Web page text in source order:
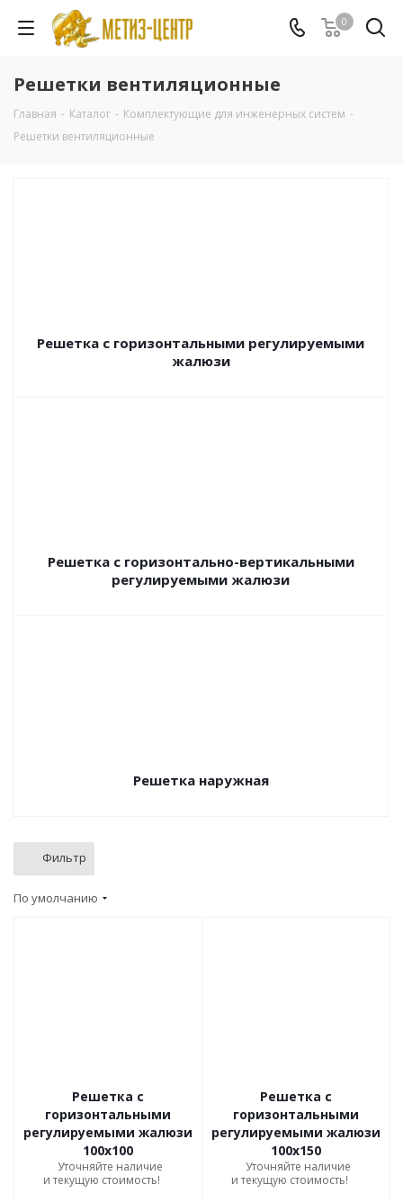
0
Решетки вентиляционные
Главная - Каталог - Комплектующие для инженерных систем -
Решетки вентиляционные
Решетка с горизонтальными регулируемыми
жалюзи
Решетка с горизонтально-вертикальными
регулируемыми жалюзи
Решетка наружная
Фильтр
По умолчанию
Решетка с
горизонтальными
регулируемыми жалюзи
100х100
Уточняйте наличие
и текущую стоимость!
Решетка с
горизонтальными
регулируемыми жалюзи
100х150
Уточняйте наличие
и текущую стоимость!